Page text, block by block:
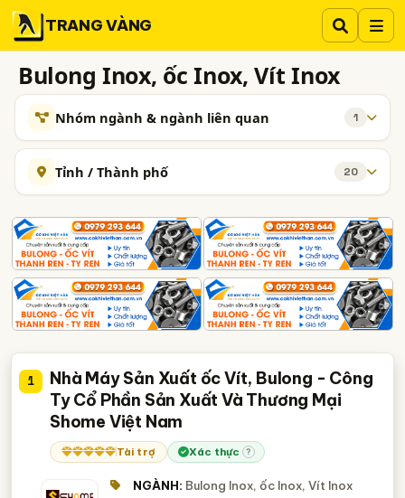
TRANG VÀNG
Bulong Inox, ốc Inox, Vít Inox
Nhóm ngành & ngành liên quan 1
Tỉnh / Thành phố 20
Bình Dương
Tp. Đà Nẵng
TP. Hải Phòng
An Giang
Bà Rịa-Vũng Tàu Bắc Ninh
Hưng Yên
Nam Định
Phú Yên Quảng Ninh
Thái Nguyên
Vĩnh Phúc
Bắc Giang Hải Dương
Long An
Ninh Bình
Tây Ninh
1
Nhà Máy Sản Xuất ốc Vít, Bulong - Công
Ty Cổ Phần Sản Xuất Và Thương Mại
Shome Việt Nam
Tài trợ Xác thực ?
NGÀNH: Bulong Inox, ốc Inox, Vít Inox